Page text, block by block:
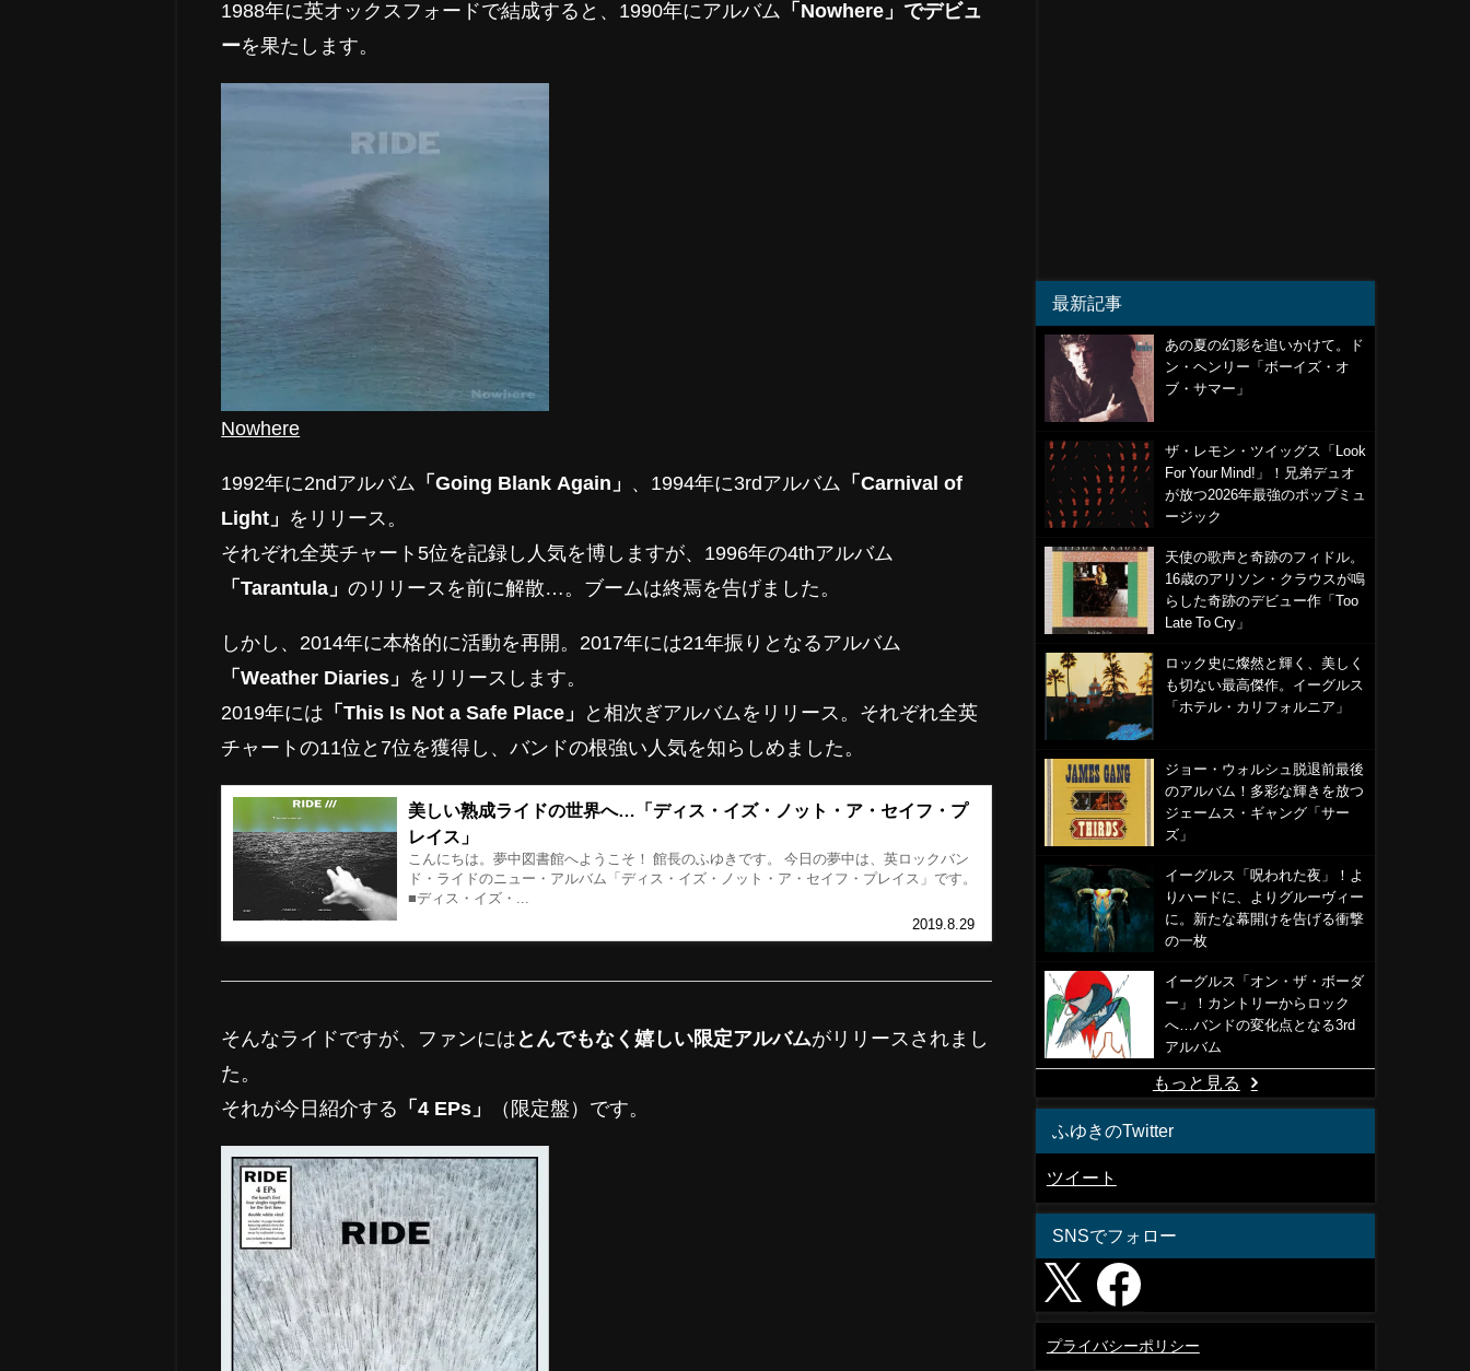
1988年に英オックスフォードで結成すると、1990年にアルバム
「Nowhere」でデビュ
ーを果たします。
Nowhere
1992年に2ndアルバム 「Going Blank Again」 、1994年に3rdアルバム
「Carnival of
Light」 をリリース。
それぞれ全英チャート5位を記録し人気を博しますが、1996年の4thアルバム
「Tarantula」のリリースを前に解散…。ブームは終焉を告げました。
しかし、2014年に本格的に活動を再開。2017年には21年振りとなるアルバム
「Weather Diaries」 をリリースします。
2019年には 「This Is Not a Safe Place」
と相次ぎアルバムをリリース。それぞれ全英
チャートの11位と7位を獲得し、バンドの根強い人気を知らしめました。
美しい熟成ライドの世界へ…「ディス・イズ・ノット・ア・セイフ・プ
レイス」
2019.8.29
こんにちは。夢中図書館へようこそ！ 館長のふゆきです。 今日の夢中は、英ロックバン
ド・ライドのニュー・アルバム「ディス・イズ・ノット・ア・セイフ・プレイス」です。
■ディス・イズ・...
そんなライドですが、ファンには とんでもなく嬉しい限定アルバムがリリースされまし
た。
それが今日紹介する
「4 EPs」 （限定盤）です。
最新記事
あの夏の幻影を追いかけて。ド
ン・ヘンリー「ボーイズ・オ
ブ・サマー」
ザ・レモン・ツイッグス「Look
For Your Mind!」！兄弟デュオ
が放つ2026年最強のポップミュ
ージック
天使の歌声と奇跡のフィドル。
16歳のアリソン・クラウスが鳴
らした奇跡のデビュー作「Too
Late To Cry」
ロック史に燦然と輝く、美しく
も切ない最高傑作。イーグルス
「ホテル・カリフォルニア」
ジョー・ウォルシュ脱退前最後
のアルバム！多彩な輝きを放つ
ジェームス・ギャング「サー
ズ」
イーグルス「呪われた夜」！よ
りハードに、よりグルーヴィー
に。新たな幕開けを告げる衝撃
の一枚
イーグルス「オン・ザ・ボーダ
ー」！カントリーからロック
へ…バンドの変化点となる3rd
アルバム
もっと見る
ふゆきのTwitter
ツイート
SNSでフォロー
プライバシーポリシー